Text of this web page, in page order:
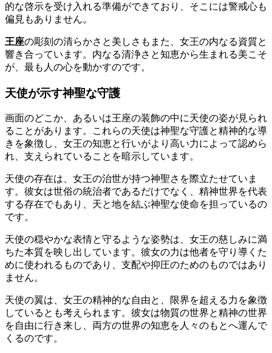
的な啓示を受け入れる準備ができており、そこには警戒心も
偏見もありません。
王座の彫刻の清らかさと美しさもまた、女王の内なる資質と
響き合っています。内なる清浄さと知恵から生まれる美こそ
が、最も人の心を動かすのです。
天使が示す神聖な守護
画面のどこか、あるいは王座の装飾の中に天使の姿が見られ
ることがあります。これらの天使は神聖な守護と精神的な導
きを象徴し、女王の知恵と行いがより高い力によって認めら
れ、支えられていることを暗示しています。
天使の存在は、女王の治世が持つ神聖さを際立たせていま
す。彼女は世俗の統治者であるだけでなく、精神世界を代表
する存在でもあり、天と地を結ぶ神聖な使命を担っているの
です。
天使の穏やかな表情と守るような姿勢は、女王の慈しみに満
ちた本質を映し出しています。彼女の力は他者を守り導くた
めに使われるものであり、支配や抑圧のためのものではあり
ません。
天使の翼は、女王の精神的な自由と、限界を超える力を象徴
しているとも考えられます。彼女は物質の世界と精神の世界
を自由に行き来し、両方の世界の知恵を人々のもとへ運んで
くるのです。